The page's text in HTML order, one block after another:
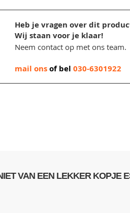
Heb je vragen over dit
Wij staan voor je klaar!
Neem contact op met ons team.
mail onsof bel 030-6301922
VAN EEN LEKKER KOPJE